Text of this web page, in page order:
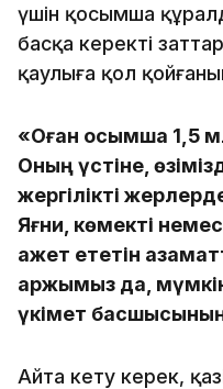
үшін қосымша
басқа керекті
қаулыға қол
«Оған қосымша 1,5
Оның үстіне,
жергілікті
Яғни, көмекті
қажет ететін
қаржымыз да,
үкімет
Айта кету керек,